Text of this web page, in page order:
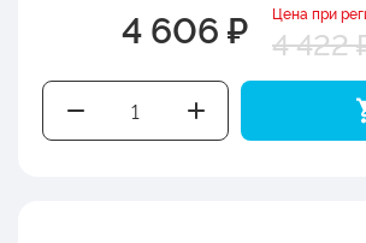
4 606 ₽ Цена при
4 422